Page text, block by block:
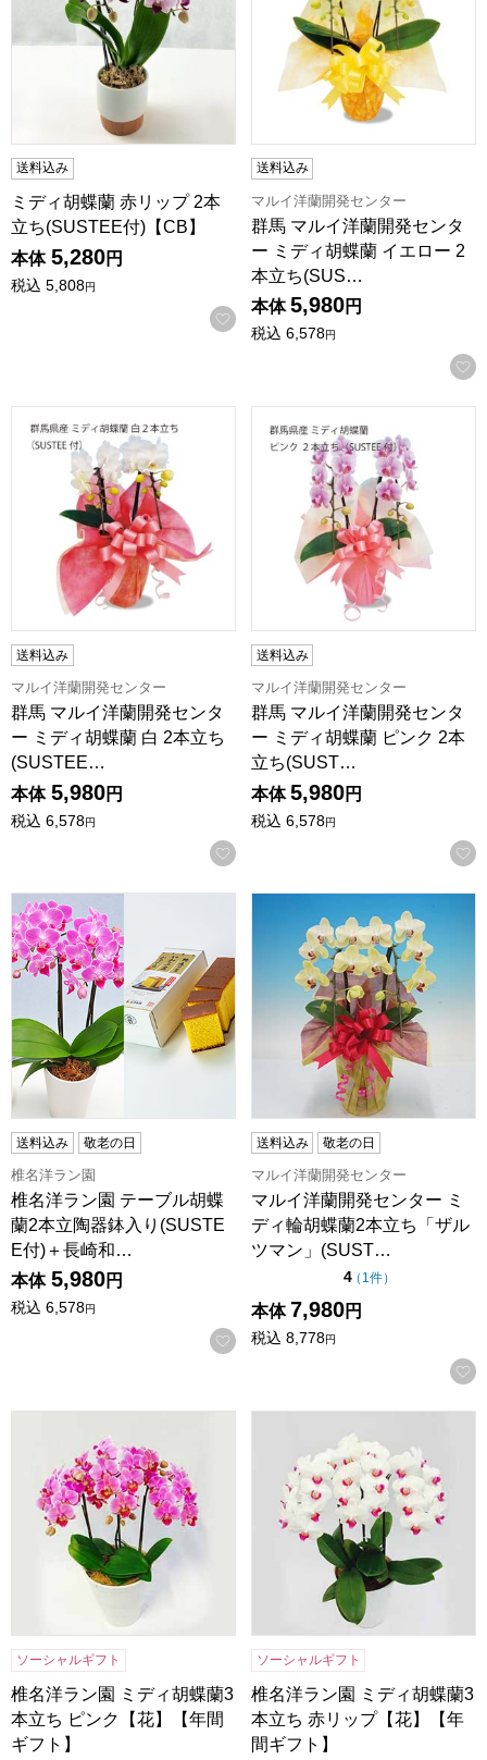
送料込み
ミディ胡蝶蘭 赤リップ 2本
立ち(SUSTEE付)【CB】
本体 5,280円
税込 5,808円
お気に入りに登録する
送料込み
マルイ洋蘭開発センター
群馬 マルイ洋蘭開発センタ
ー ミディ胡蝶蘭 イエロー 2
本立ち(SUS…
本体 5,980円
税込 6,578円
送料込み
マルイ洋蘭開発センター
群馬 マルイ洋蘭開発センタ
ー ミディ胡蝶蘭 白 2本立ち
(SUSTEE…
本体 5,980円
税込 6,578円
お気に入りに登録する
送料込み
マルイ洋蘭開発センター
群馬 マルイ洋蘭開発センタ
ー ミディ胡蝶蘭 ピンク 2本
立ち(SUST…
本体 5,980円
税込 6,578円
椎名洋ラン園 テーブル胡蝶蘭2本立陶器鉢入り(SUSTEE付)
送料込み 敬老の日
椎名洋ラン園
椎名洋ラン園 テーブル胡蝶
蘭2本立陶器鉢入り(SUSTE
E付)＋長崎和…
本体 5,980円
税込 6,578円
お気に入りに登録する
送料込み 敬老の日
マルイ洋蘭開発センター
マルイ洋蘭開発センター ミ
ディ輪胡蝶蘭2本立ち「ザル
ツマン」(SUST…
4点（5点満点中）
（ 1件の評価
）
本体 7,980円
税込 8,778円
ソーシャルギフト
椎名洋ラン園 ミディ胡蝶蘭3
本立ち ピンク【花】【年間
ギフト】
ソーシャルギフト
椎名洋ラン園 ミディ胡蝶蘭3
本立ち 赤リップ【花】【年
間ギフト】